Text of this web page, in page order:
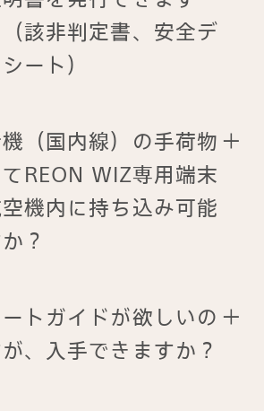
該非判定書、安全デ
ート）
（国内線）の手荷物
REON WIZ専用端末
機内に持ち込み可能
？
＋
ートガイドが欲しいの
、入手できますか？
＋